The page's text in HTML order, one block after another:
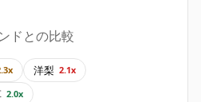
ドとの比較
洋梨 2.1x
2.0x